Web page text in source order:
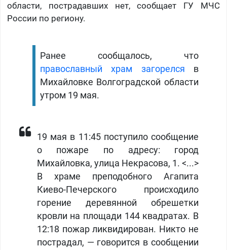
области, пострадавших нет, сообщает ГУ МЧС
России по региону.
Ранее сообщалось, что
православный храм загорелся в
Михайловке Волгоградской области
утром 19 мая.
19 мая в 11:45 поступило сообщение
о пожаре по адресу: город
Михайловка, улица Некрасова, 1. <...>
В храме преподобного Агапита
Киево-Печерского происходило
горение деревянной обрешетки
кровли на площади 144 квадратах. В
12:18 пожар ликвидирован. Никто не
пострадал, — говорится в сообщении